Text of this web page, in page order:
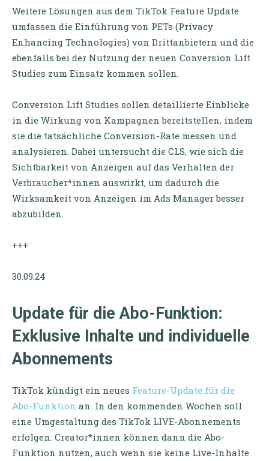
Weitere Lösungen aus dem TikTok Feature Update
umfassen die Einführung von PETs (Privacy
Enhancing Technologies) von Drittanbietern und die
ebenfalls bei der Nutzung der neuen Conversion Lift
Studies zum Einsatz kommen sollen.
Conversion Lift Studies sollen detaillierte Einblicke
in die Wirkung von Kampagnen bereitstellen, indem
sie die tatsächliche Conversion-Rate messen und
analysieren. Dabei untersucht die CLS, wie sich die
Sichtbarkeit von Anzeigen auf das Verhalten der
Verbraucher*innen auswirkt, um dadurch die
Wirksamkeit von Anzeigen im Ads Manager besser
abzubilden.
+++
30.09.24
Update für die Abo-Funktion:
Exklusive Inhalte und individuelle
Abonnements
TikTok kündigt ein neues Feature-Update für die
Abo-Funktion an. In den kommenden Wochen soll
eine Umgestaltung des TikTok LIVE-Abonnements
erfolgen. Creator*innen können dann die Abo-
Funktion nutzen, auch wenn sie keine Live-Inhalte